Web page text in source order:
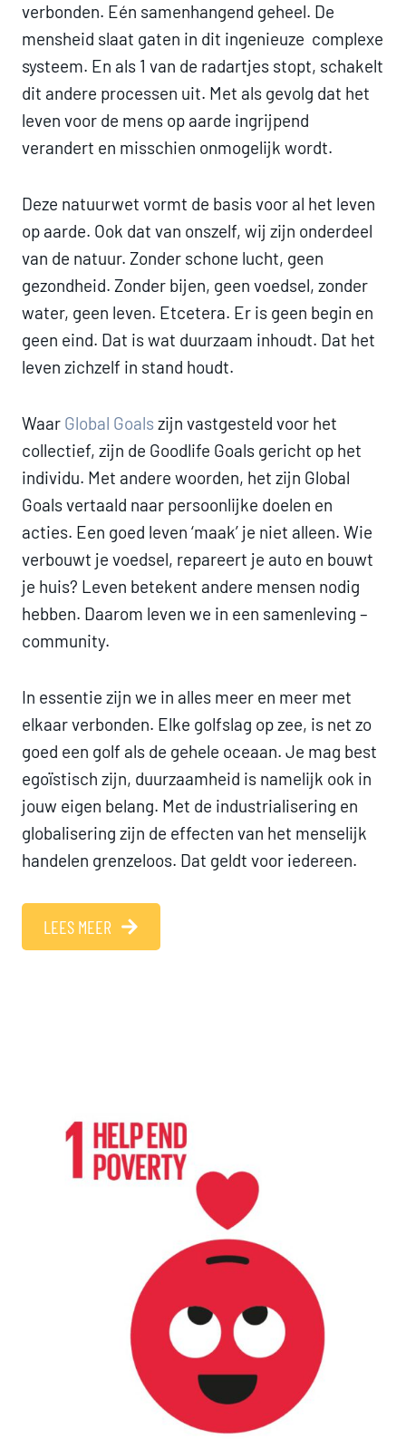
verbonden. Eén samenhangend geheel. De
mensheid slaat gaten in dit ingenieuze complexe
systeem. En als 1 van de radartjes stopt, schakelt
dit andere processen uit. Met als gevolg dat het
leven voor de mens op aarde ingrijpend
verandert en misschien onmogelijk wordt.
Deze natuurwet vormt de basis voor al het leven
op aarde. Ook dat van onszelf, wij zijn onderdeel
van de natuur. Zonder schone lucht, geen
gezondheid. Zonder bijen, geen voedsel, zonder
water, geen leven. Etcetera. Er is geen begin en
geen eind. Dat is wat duurzaam inhoudt. Dat het
leven zichzelf in stand houdt.
Waar Global Goals zijn vastgesteld voor het
collectief, zijn de Goodlife Goals gericht op het
individu. Met andere woorden, het zijn Global
Goals vertaald naar persoonlijke doelen en
acties. Een goed leven ‘maak’ je niet alleen. Wie
verbouwt je voedsel, repareert je auto en bouwt
je huis? Leven betekent andere mensen nodig
hebben. Daarom leven we in een samenleving –
community.
In essentie zijn we in alles meer en meer met
elkaar verbonden. Elke golfslag op zee, is net zo
goed een golf als de gehele oceaan. Je mag best
egoïstisch zijn, duurzaamheid is namelijk ook in
jouw eigen belang. Met de industrialisering en
globalisering zijn de effecten van het menselijk
handelen grenzeloos. Dat geldt voor iedereen.
LEES MEER